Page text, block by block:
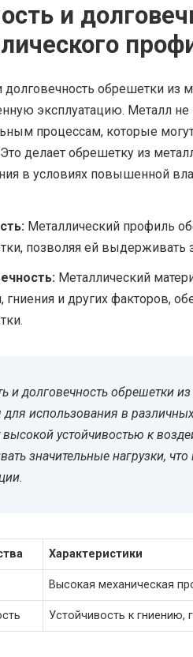
и
долговечность обрешетки из
эксплуатацию. Металл
процессам, которые
делает обрешетку из
в условиях повышенной
Металлический профиль
позволяя ей выдерживать
Металлический
гниения и других факторов,
и долговечность обрешетки
использования в
высокой устойчивостью к
значительные нагрузки,
Характеристики
Высокая механическая
Устойчивость к гниению,